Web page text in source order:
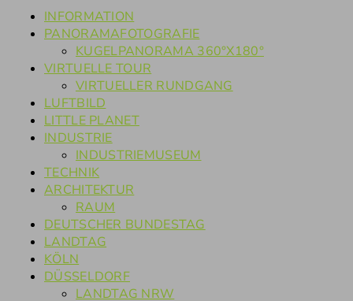
INFORMATION
PANORAMAFOTOGRAFIE
KUGELPANORAMA 360°X180°
VIRTUELLE TOUR
VIRTUELLER RUNDGANG
LUFTBILD
LITTLE PLANET
INDUSTRIE
INDUSTRIEMUSEUM
TECHNIK
ARCHITEKTUR
RAUM
DEUTSCHER BUNDESTAG
LANDTAG
KÖLN
DÜSSELDORF
LANDTAG NRW